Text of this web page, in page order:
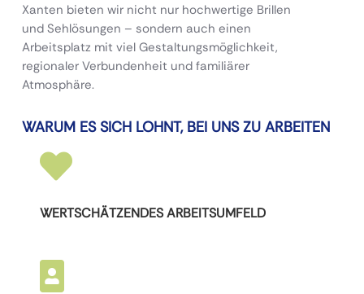
Xanten bieten wir nicht nur hochwertige Brillen
und Sehlösungen – sondern auch einen
Arbeitsplatz mit viel Gestaltungsmöglichkeit,
regionaler Verbundenheit und familiärer
Atmosphäre.
WARUM ES SICH LOHNT, BEI UNS ZU ARBEITEN

WERTSCHÄTZENDES ARBEITSUMFELD
